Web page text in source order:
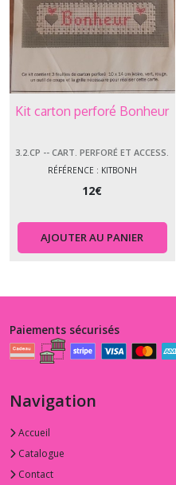
Kit carton perforé Bonheur
3.2.CP -- CART. PERFORÉ ET ACCESS.
RÉFÉRENCE : KITBONH
12€
AJOUTER AU PANIER
Paiements sécurisés
Navigation
Accueil
Catalogue
Contact